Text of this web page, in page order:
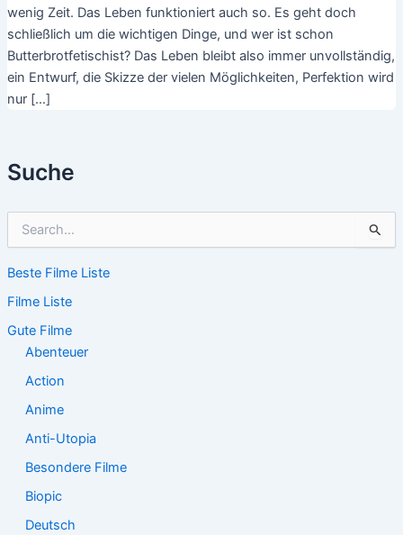
Suche
h
n
n
Beste Filme Liste
Filme Liste
Gute Filme
Abenteuer
Action
Anime
Anti-Utopia
Besondere Filme
Biopic
Deutsch
wenig Zeit. Das Leben funktioniert auch so. Es geht doch
schließlich um die wichtigen Dinge, und wer ist schon
Butterbrotfetischist? Das Leben bleibt also immer unvollständig,
ein Entwurf, die Skizze der vielen Möglichkeiten, Perfektion wird
nur […]